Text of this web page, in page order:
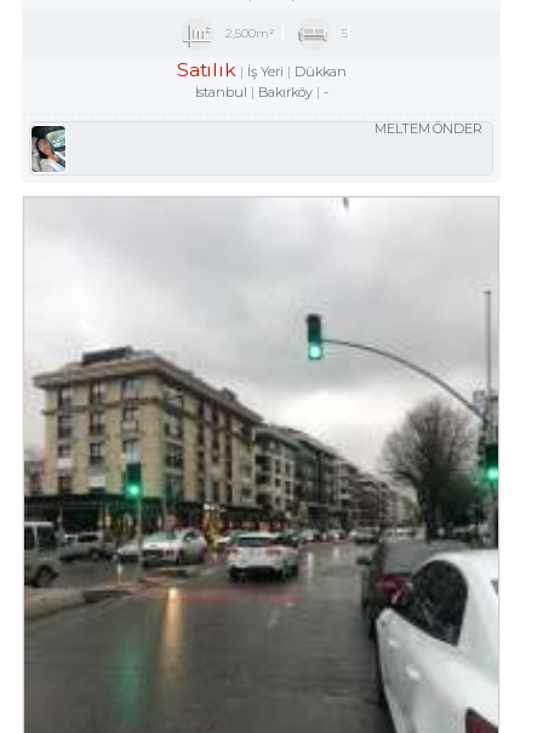
2,500m² 5
Satılık İş Yeri
Dükkan
İstanbul
Bakırköy -
MELTEM ÖNDER